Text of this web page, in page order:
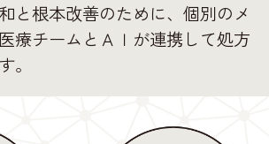
と根本改善のために、個別のメ
療チームとＡＩが連携して処方
。